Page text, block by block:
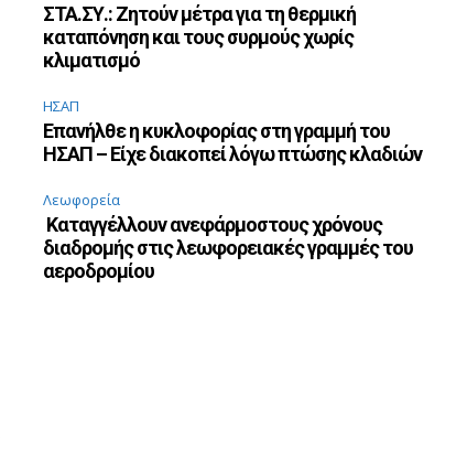
ΣΤΑ.ΣΥ.: Ζητούν μέτρα για τη θερμική
καταπόνηση και τους συρμούς χωρίς
κλιματισμό
ΗΣΑΠ
Επανήλθε η κυκλοφορίας στη γραμμή του
ΗΣΑΠ – Είχε διακοπεί λόγω πτώσης κλαδιών
Λεωφορεία
Καταγγέλλουν ανεφάρμοστους χρόνους
διαδρομής στις λεωφορειακές γραμμές του
αεροδρομίου